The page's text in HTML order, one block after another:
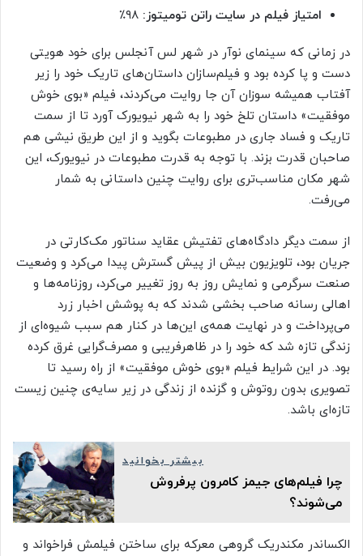
امتیاز فیلم در سایت راتن تومیتوز:
در زمانی که سینمای نوآر در شهر لس آنجلس برای خود هویتی
دست و پا کرده بود و فیلم‌سازان داستان‌های تاریک خود را زیر
آفتاب همیشه سوزان آن جا روایت می‌کردند، فیلم «بوی خوش
موفقیت» داستان تلخ خود را به شهر نیویورک آورد تا از سمت
تاریک و فساد جاری در مطبوعات بگوید و از این طریق نیشی هم
صاحبان قدرت بزند. با توجه به قدرت مطبوعات در نیویورک، این
شهر مکان مناسب‌تری برای روایت چنین داستانی به شمار
می‌‌رفت.
از سمت دیگر دادگاه‌های تفتیش عقاید سناتور مک‌کارتی در
جریان بود، تلویزیون بیش از پیش گسترش پیدا می‌کرد و وضعیت
صنعت سرگرمی و نمایش روز به روز تغییر می‌کرد، روزنامه‌ها و
اهالی رسانه صاحب بخشی شدند که به پوشش اخبار زرد
می‌پرداخت و در نهایت همه‌ی این‌ها در کنار هم سبب شیوه‌ای از
زندگی تازه شد که خود را در ظاهرفریبی و مصرف‌گرایی غرق کرده
بود. در این شرایط فیلم «بوی خوش موفقیت» از راه رسید تا
تصویری بدون روتوش و گزنده از زندگی در زیر سایه‌ی چنین زیست
تازه‌ای باشد.
بیشتر بخوانید
چرا فیلم‌های جیمز کامرون پرفروش
می‌شوند؟
الکساندر مکندریک گروهی معرکه برای ساختن فیلمش فراخواند و